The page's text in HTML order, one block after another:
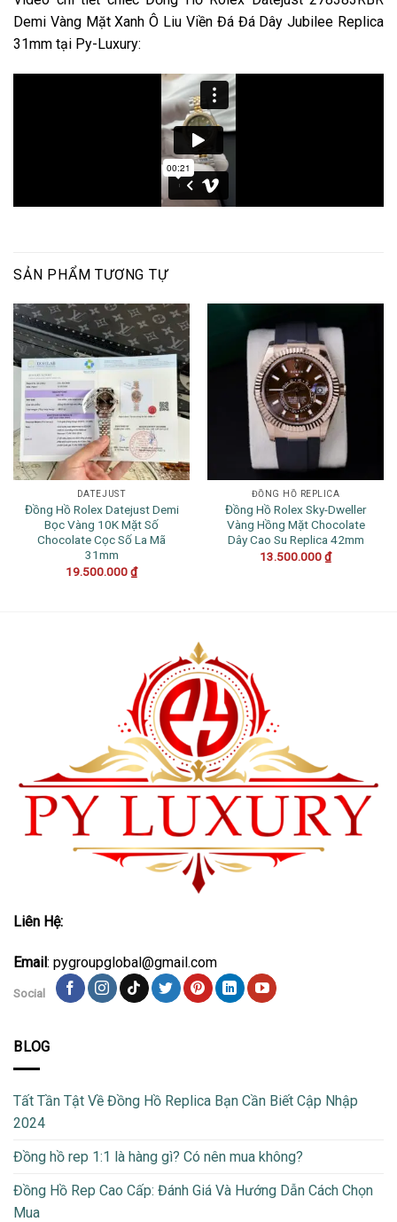
Demi Vàng Mặt Xanh Ô Liu Viền Đá Đá Dây Jubilee Replica
31mm tại Py-Luxury:
SẢN PHẨM TƯƠNG TỰ
DATEJUST
Đồng Hồ Rolex Datejust Demi
Bọc Vàng 10K Mặt Số
Chocolate Cọc Số La Mã
31mm
19.500.000₫
ĐỒNG HỒ REPLICA
Đồng Hồ Rolex Sky-Dweller
Vàng Hồng Mặt Chocolate
Dây Cao Su Replica 42mm
13.500.000₫
Liên Hệ:
Email : pygroupglobal@gmail.com
Social
BLOG
Tất Tần Tật Về Đồng Hồ Replica Bạn Cần Biết Cập Nhập
2024
Đồng hồ rep 1:1 là hàng gì? Có nên mua không?
Đồng Hồ Rep Cao Cấp: Đánh Giá Và Hướng Dẫn Cách Chọn
Mua